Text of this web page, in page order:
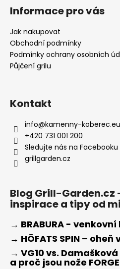
Informace pro vás
Jak nakupovat
Obchodní podmínky
Podmínky ochrany osobních
Půjčení grilu
Kontakt
info@kamenny-koberec.eu
+420 731 001 200
Sledujte nás na Facebooku
grillgarden.cz
Blog Grill-Garden.cz
inspirace a tipy od
→ BRABURA -
→ HÖFATS SPIN –
→ VG10 vs.
a proč jsou nože